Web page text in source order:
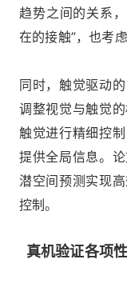
趋势之间的关系
在的接触”，也考
同时，触觉驱动
调整视觉与触觉
触觉进行精细控
提供全局信息。
潜空间预测实现
控制。
真机验证各项